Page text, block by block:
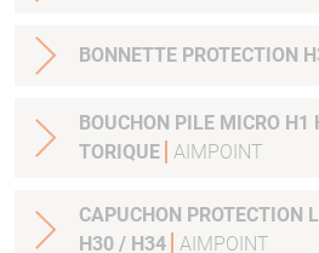
BONNETTE PROTECTION
BOUCHON PILE MICRO H1 H2 AVEC
TORIQUE AIMPOINT
CAPUCHON PROTECTION
H30 / H34 AIMPOINT